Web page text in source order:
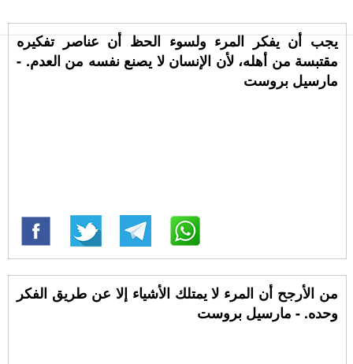
يجب أن يفكر المرء ولسوء الحظ أن عناصر تفكيره
مقتبسة من أهله، لأن الإنسان لا يصنع نفسه من العدم. -
مارسيل بروست
من الأرجح أن المرء لا يمتلك الأشياء إلا عن طريق الفكر
وحده. - مارسيل بروست